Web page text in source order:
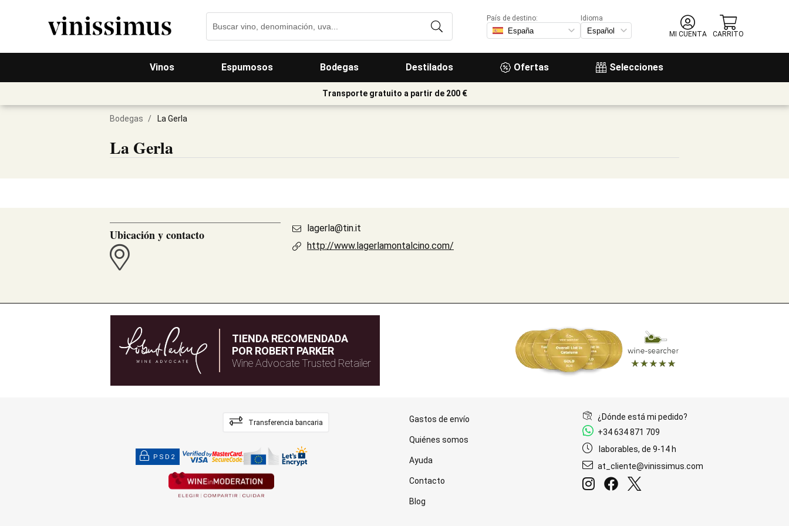
Vinos Espumosos Bodegas Destilados Ofertas Selecciones
País de destino:
Idioma
MI CUENTA
CARRITO
Transporte gratuito a partir de 200 €
Bodegas / La Gerla
La Gerla
Ubicación y contacto
lagerla@tin.it
http://www.lagerlamontalcino.com/
TIENDA RECOMENDADA
POR ROBERT PARKER
Wine Advocate Trusted Retailer
Transferencia bancaria
PSD2
Gastos de envío
Quiénes somos
Ayuda
Contacto
Blog
¿Dónde está mi pedido?
+34 634 871 709
laborables, de 9-14 h
at_cliente@vinissimus.com